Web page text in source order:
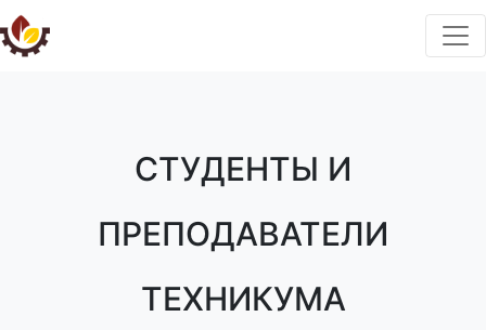
СТУДЕНТЫ И
ПРЕПОДАВАТЕЛИ
ТЕХНИКУМА